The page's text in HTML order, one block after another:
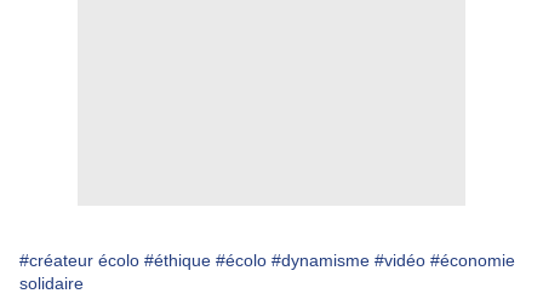
#créateur écolo #éthique #écolo #dynamisme #vidéo #économie
solidaire